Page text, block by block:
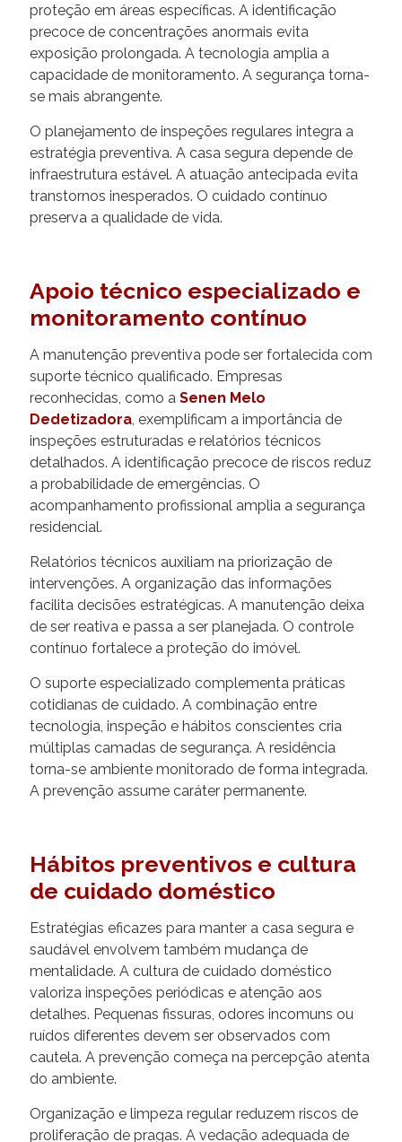
proteção em áreas específicas. A identificação
precoce de concentrações anormais evita
exposição prolongada. A tecnologia amplia a
capacidade de monitoramento. A segurança torna-
se mais abrangente.
O planejamento de inspeções regulares integra a
estratégia preventiva. A casa segura depende de
infraestrutura estável. A atuação antecipada evita
transtornos inesperados. O cuidado contínuo
preserva a qualidade de vida.
Apoio técnico especializado e
monitoramento contínuo
A manutenção preventiva pode ser fortalecida com
suporte técnico qualificado. Empresas
reconhecidas, como a Senen Melo
Dedetizadora , exemplificam a importância de
inspeções estruturadas e relatórios técnicos
detalhados. A identificação precoce de riscos reduz
a probabilidade de emergências. O
acompanhamento profissional amplia a segurança
residencial.
Relatórios técnicos auxiliam na priorização de
intervenções. A organização das informações
facilita decisões estratégicas. A manutenção deixa
de ser reativa e passa a ser planejada. O controle
contínuo fortalece a proteção do imóvel.
O suporte especializado complementa práticas
cotidianas de cuidado. A combinação entre
tecnologia, inspeção e hábitos conscientes cria
múltiplas camadas de segurança. A residência
torna-se ambiente monitorado de forma integrada.
A prevenção assume caráter permanente.
Hábitos preventivos e cultura
de cuidado doméstico
Estratégias eficazes para manter a casa segura e
saudável envolvem também mudança de
mentalidade. A cultura de cuidado doméstico
valoriza inspeções periódicas e atenção aos
detalhes. Pequenas fissuras, odores incomuns ou
ruídos diferentes devem ser observados com
cautela. A prevenção começa na percepção atenta
do ambiente.
Organização e limpeza regular reduzem riscos de
proliferação de pragas. A vedação adequada de